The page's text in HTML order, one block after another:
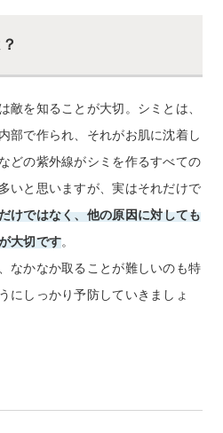
敵を知ることが大切。シミとは、
部で作られ、それがお肌に沈着し
どの紫外線がシミを作るすべての
いと思いますが、実はそれだけで
けではなく、他の原因に対しても
大切です。
なかなか取ることが難しいのも特
にしっかり予防していきましょ